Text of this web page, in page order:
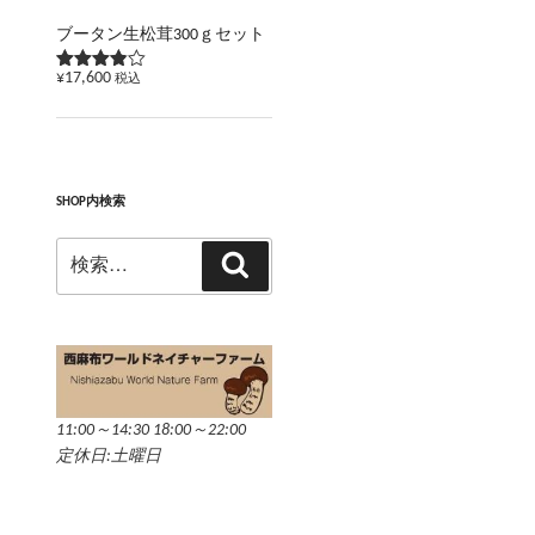
ブータン生松茸300ｇセット
5段階で
評価
¥17,600 税込
SHOP内検索
索:
索
11:00～14:30 18:00～22:00
定休日:土曜日